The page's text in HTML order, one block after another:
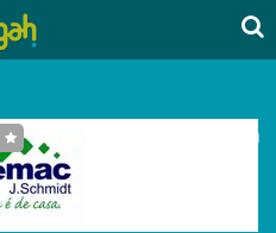
seja o primeiro a avaliar este local